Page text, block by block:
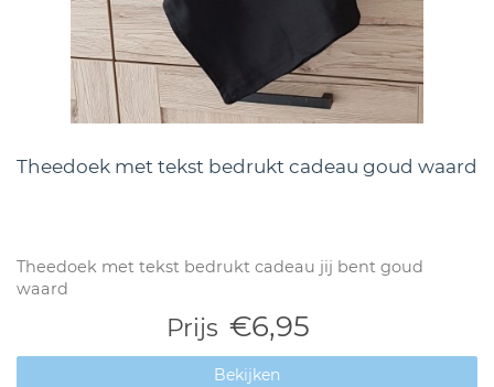
Theedoek met tekst bedrukt cadeau goud waard
Theedoek met tekst bedrukt cadeau jij bent goud
waard
Prijs €6,95
Bekijken